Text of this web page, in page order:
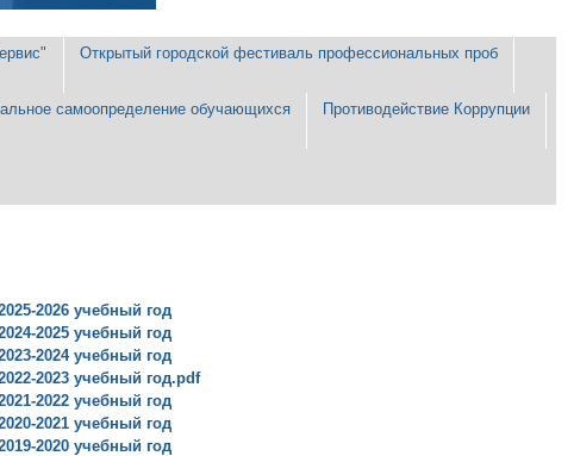
Открытый городской фестиваль профессиональных проб
самоопределение обучающихся Противодействие Коррупции
2026 учебный год
2025 учебный год
2024 учебный год
2023 учебный год.pdf
2022 учебный год
2021 учебный год
2020 учебный год